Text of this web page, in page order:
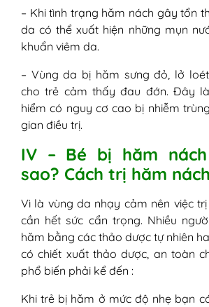
– Khi tình trạng hăm nách gây tổn
da có thể xuất hiện những mụn
khuẩn viêm da.
– Vùng da bị hăm sưng đỏ, lở
cho trẻ cảm thấy đau đớn. Đây
hiểm có nguy cơ cao bị nhiễm
gian điều trị.
IV – Bé bị hăm
sao? Cách trị hăm
Vì là vùng da nhạy cảm nên việc
cần hết sức cẩn trọng. Nhiều
hăm bằng các thảo dược tự nhiên
có chiết xuất thảo dược, an toàn
phổ biến phải kể đến :
Khi trẻ bị hăm ở mức độ nhẹ bạn